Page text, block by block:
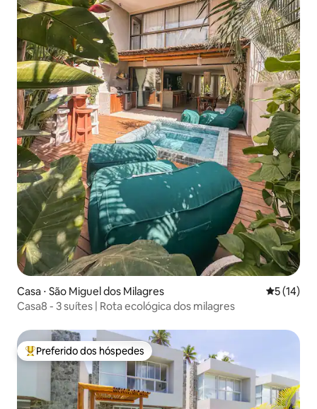
Casa ⋅ São Miguel dos Milagres 5 de uma
5 (14)
Casa8 - 3 suítes | Rota ecológica dos milagres
Entre os melhores preferidos dos hóspedes
Preferido dos hóspedes